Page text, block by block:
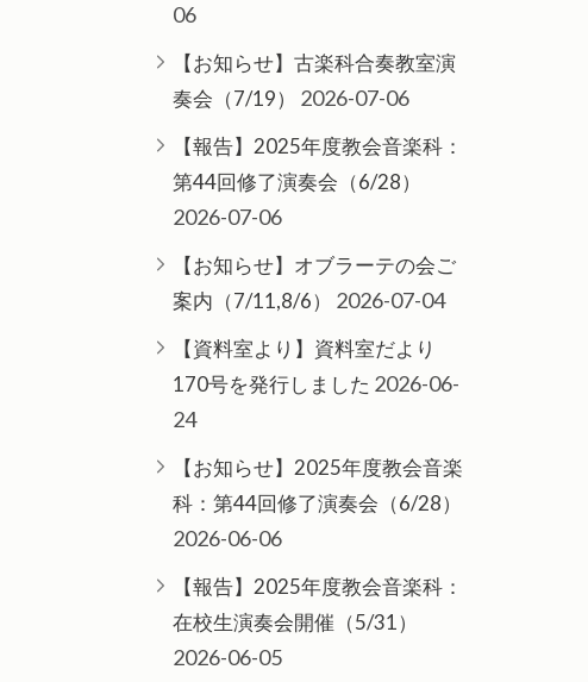
06
【お知らせ】古楽科合奏教室演
奏会（7/19）
2026-07-06
【報告】2025年度教会音楽科：
第44回修了演奏会（6/28）
2026-07-06
【お知らせ】オブラーテの会ご
案内（7/11,8/6）
2026-07-04
【資料室より】資料室だより
170号を発行しました 2026-06-
24
【お知らせ】2025年度教会音楽
科：第44回修了演奏会（6/28）
2026-06-06
【報告】2025年度教会音楽科：
在校生演奏会開催（5/31）
2026-06-05